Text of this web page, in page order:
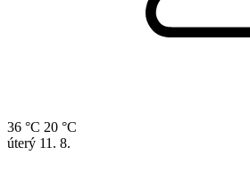
36 °C 20 °C
úterý 11. 8.